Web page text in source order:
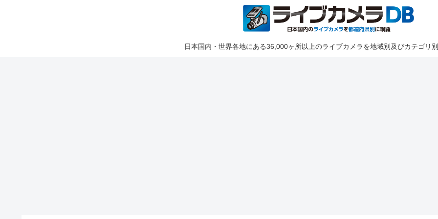
日本国内・世界各地にある36,000ヶ所以上のライブカメラを地域別及びカテゴリ別